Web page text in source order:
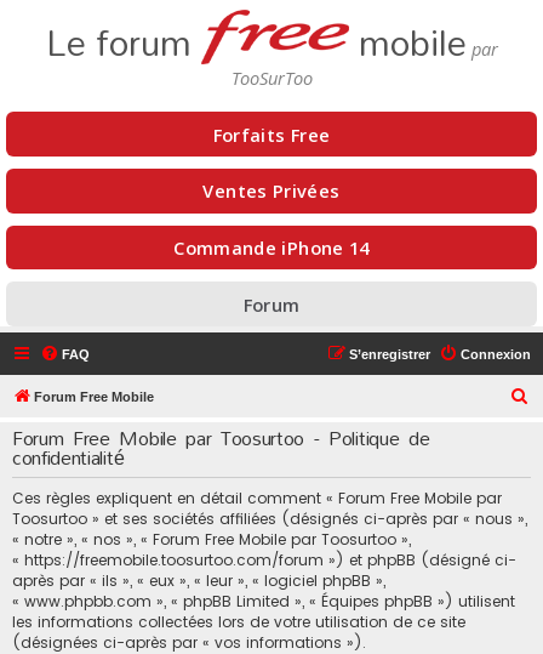
Le forum mobile
Forfaits Free
Ventes Privées
Commande iPhone 14
Forum
FAQ Connexion
S’enregistrer
Forum Free Mobile
h
Forum Free Mobile par Toosurtoo - Politique de
confidentialité
Ces règles expliquent en détail comment « Forum Free Mobile par
Toosurtoo » et ses sociétés affiliées (désignés ci-après par « nous »,
« notre », « nos », « Forum Free Mobile par Toosurtoo »,
« https://freemobile.toosurtoo.com/forum ») et phpBB (désigné ci-
après par « ils », « eux », « leur », « logiciel phpBB »,
« www.phpbb.com », « phpBB Limited », « Équipes phpBB ») utilisent
les informations collectées lors de votre utilisation de ce site
(désignées ci-après par « vos informations »).